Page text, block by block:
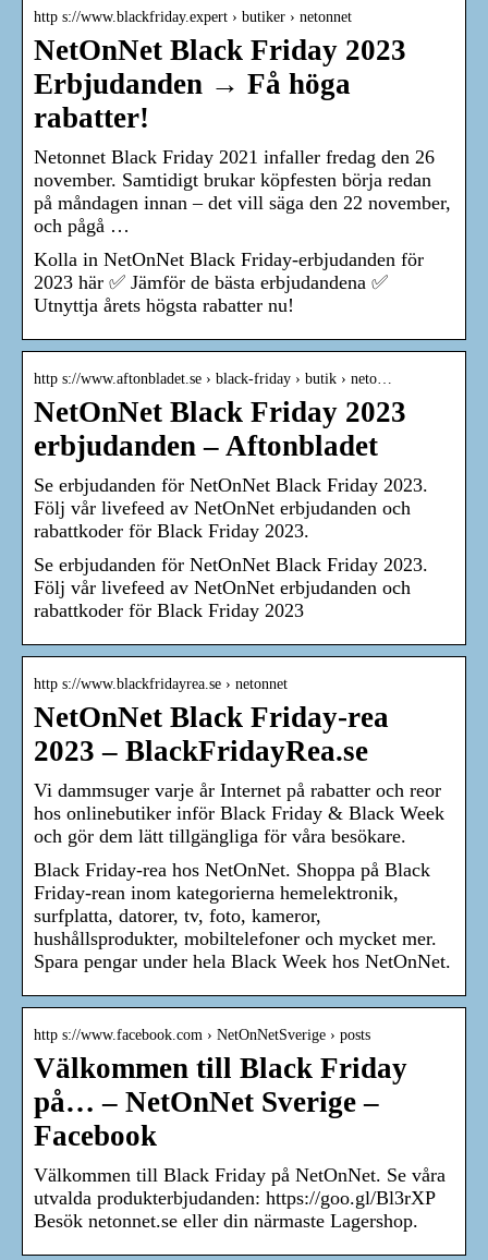
http s://www.blackfriday.expert › butiker › netonnet
NetOnNet Black Friday 2023
Erbjudanden → Få höga
rabatter!
Netonnet Black Friday 2021 infaller fredag den 26
november. Samtidigt brukar köpfesten börja redan
på måndagen innan – det vill säga den 22 november,
och pågå …
Kolla in NetOnNet Black Friday-erbjudanden för
2023 här ✅ Jämför de bästa erbjudandena ✅
Utnyttja årets högsta rabatter nu!
http s://www.aftonbladet.se › black-friday › butik › neto…
NetOnNet Black Friday 2023
erbjudanden – Aftonbladet
Se erbjudanden för NetOnNet Black Friday 2023.
Följ vår livefeed av NetOnNet erbjudanden och
rabattkoder för Black Friday 2023.
Se erbjudanden för NetOnNet Black Friday 2023.
Följ vår livefeed av NetOnNet erbjudanden och
rabattkoder för Black Friday 2023
http s://www.blackfridayrea.se › netonnet
NetOnNet Black Friday-rea
2023 – BlackFridayRea.se
Vi dammsuger varje år Internet på rabatter och reor
hos onlinebutiker inför Black Friday & Black Week
och gör dem lätt tillgängliga för våra besökare.
Black Friday-rea hos NetOnNet. Shoppa på Black
Friday-rean inom kategorierna hemelektronik,
surfplatta, datorer, tv, foto, kameror,
hushållsprodukter, mobiltelefoner och mycket mer.
Spara pengar under hela Black Week hos NetOnNet.
http s://www.facebook.com › NetOnNetSverige › posts
Välkommen till Black Friday
på… – NetOnNet Sverige –
Facebook
Välkommen till Black Friday på NetOnNet. Se våra
utvalda produkterbjudanden: https://goo.gl/Bl3rXP
Besök netonnet.se eller din närmaste Lagershop.